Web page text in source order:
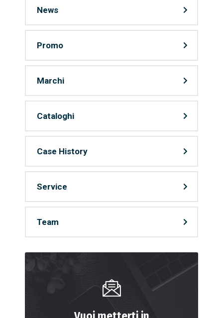
News
Promo
Marchi
Cataloghi
Case History
Service
Team